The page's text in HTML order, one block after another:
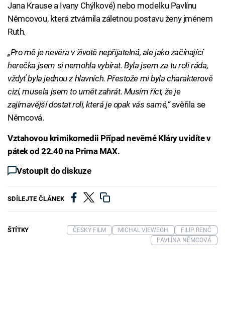
Jana Krause a Ivany Chýlkové) nebo modelku Pavlínu
Němcovou, která ztvárnila záletnou postavu ženy jménem
Ruth.
„Pro mě je nevěra v životě nepřijatelná, ale jako začínající
herečka jsem si nemohla vybírat. Byla jsem za tu roli ráda,
vždyť byla jednou z hlavních. Přestože mi byla charakterově
cizí, musela jsem to umět zahrát. Musím říct, že je
zajímavější dostat roli, která je opak vás samé,“svěřila se
Němcová.
Vztahovou krimikomedii Případ nevěrné Kláry uvidíte v
pátek od 22.40 na Prima MAX.
Vstoupit do diskuze
SDÍLEJTE ČLÁNEK
ŠTÍTKY ČESKÝ FILM MICHAL VIEWEGH
FILIP RENČ
PAVLÍNA NĚMCOVÁ